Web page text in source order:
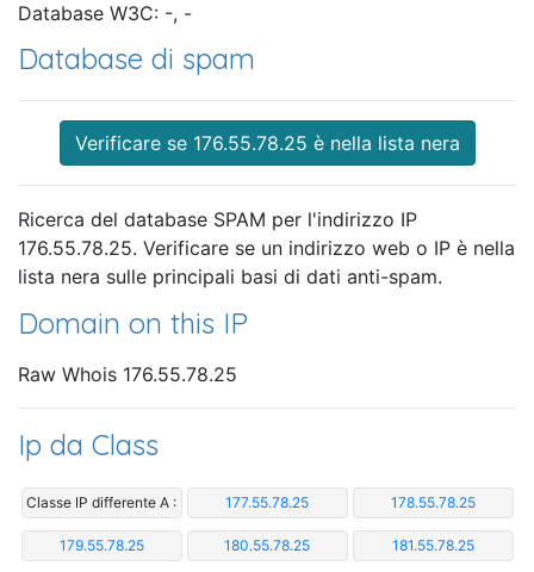
Database W3C: -, -
Database di spam
Verificare se 176.55.78.25 è nella lista nera
Ricerca del database SPAM per l'indirizzo IP
176.55.78.25. Verificare se un indirizzo web o IP è nella
lista nera sulle principali basi di dati anti-spam.
Domain on this IP
Raw Whois 176.55.78.25
Ip da Class
Classe IP differente A : 177.55.78.25 178.55.78.25
179.55.78.25 180.55.78.25 181.55.78.25